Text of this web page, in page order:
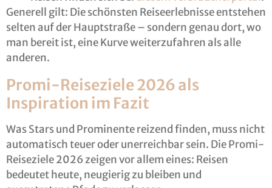
Generell gilt: Die schönsten Reiseerlebnisse entstehen
selten auf der Hauptstraße – sondern genau dort, wo
man bereit ist, eine Kurve weiterzufahren als alle
anderen.
Promi-Reiseziele 2026 als
Inspiration im Fazit
Was Stars und Prominente reizend finden, muss nicht
automatisch teuer oder unerreichbar sein. Die Promi-
Reiseziele 2026 zeigen vor allem eines: Reisen
bedeutet heute, neugierig zu bleiben und